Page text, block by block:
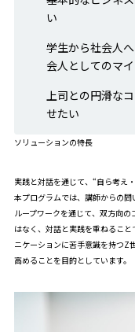
い
学生から社会人
会人としてのマ
上司との円滑な
せたい
ソリューションの特長
実践と対話を通じて、“自ら考え
本プログラムでは、講師からの
ループワークを通じて、双方向
はなく、対話と実践を重ねるこ
ニケーションに苦手意識を持つZ
高めることを目的としています。